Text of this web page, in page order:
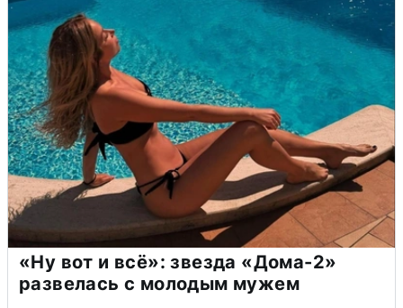
«Ну вот и всё»: звезда «Дома-2»
развелась с молодым мужем